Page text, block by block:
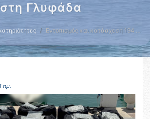
στη Γλυφάδα
Εντοπισμός και κατάσχεση 194 …
πμ.